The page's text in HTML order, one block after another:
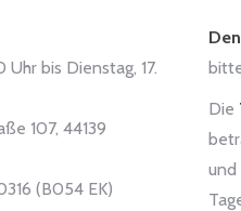
Uhr bis Dienstag, 17.
107, 44139
(B054 EK)
Die
und